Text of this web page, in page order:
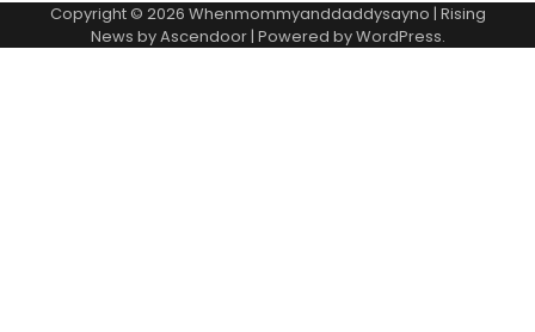
Copyright © 2026 Whenmommyanddaddysayno | Rising
News byAscendoor| Powered byWordPress.